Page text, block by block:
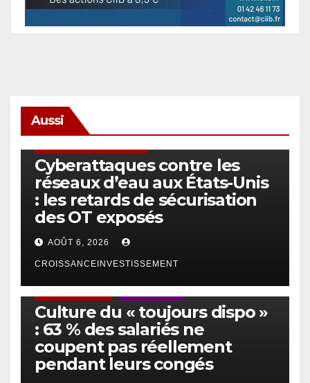
Aussi
Cyberattaques contre les
réseaux d’eau aux États-Unis
: les retards de sécurisation
des OT exposés
AOÛT 6, 2026
CROISSANCEINVESTISSEMENT
Culture du « toujours dispo »
: 63 % des salariés ne
coupent pas réellement
pendant leurs congés